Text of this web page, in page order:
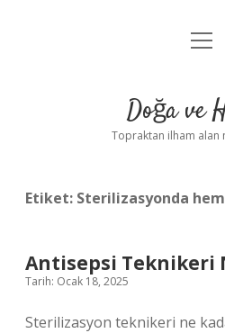
Anasayfa
Yasal
Doğa ve
Topraktan ilham alan
Etiket: Sterilizasyonda
Antisepsi Teknikeri
Tarih: Ocak 18, 2025
Sterilizasyon teknikeri ne